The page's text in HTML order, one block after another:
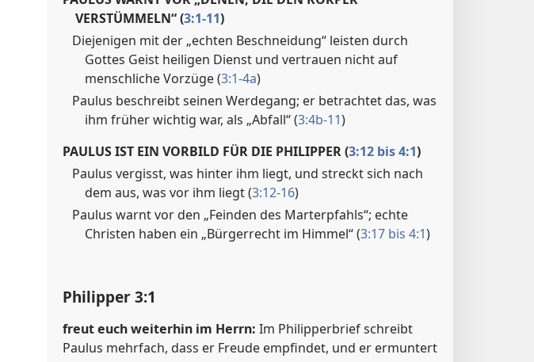
VERSTÜMMELN“ (3:1-11)
Diejenigen mit der „echten Beschneidung“ leisten durch
Gottes Geist heiligen Dienst und vertrauen nicht auf
menschliche Vorzüge (3:1-4a)
Paulus beschreibt seinen Werdegang; er betrachtet das, was
ihm früher wichtig war, als „Abfall“ (3:4b-11)
PAULUS IST EIN VORBILD FÜR DIE PHILIPPER (3:12 bis 4:1)
Paulus vergisst, was hinter ihm liegt, und streckt sich nach
dem aus, was vor ihm liegt (3:12-16)
Paulus warnt vor den „Feinden des Marterpfahls“; echte
Christen haben ein „Bürgerrecht im Himmel“ (3:17 bis 4:1)
Philipper 3:1
freut euch weiterhin im Herrn: Im Philipperbrief schreibt
Paulus mehrfach, dass er Freude empfindet, und er ermuntert